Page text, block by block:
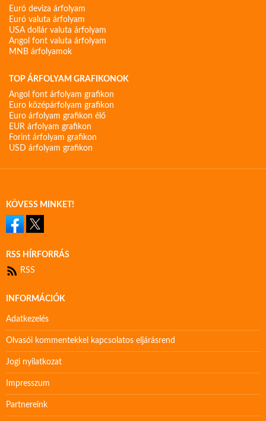
Euró deviza árfolyam
Euró valuta árfolyam
USA dollár valuta árfolyam
Angol font valuta árfolyam
MNB árfolyamok
TOP ÁRFOLYAM GRAFIKONOK
Angol font árfolyam grafikon
Euro középárfolyam grafikon
Euro árfolyam grafikon élő
EUR árfolyam grafikon
Forint árfolyam grafikon
USD árfolyam grafikon
KÖVESS MINKET!
RSS HÍRFORRÁS
RSS
INFORMÁCIÓK
Adatkezelés
Olvasói kommentekkel kapcsolatos eljárásrend
Jogi nyilatkozat
Impresszum
Partnereink